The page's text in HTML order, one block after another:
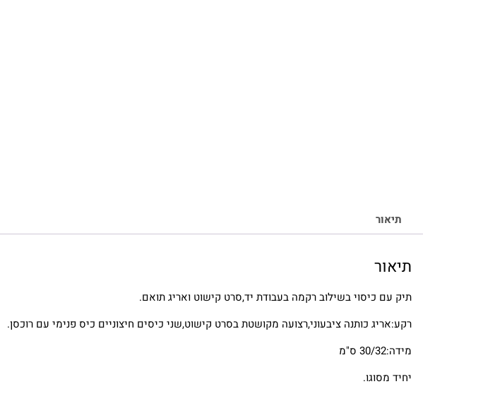
תיאור
תיאור
תיק עם כיסוי בשילוב רקמה בעבודת יד,סרט קישוט ואריג תואם.
רקע:אריג כותנה ציבעוני,רצועה מקושטת בסרט קישוט,שני כיסים חיצוניים כיס פנימי עם רוכסן.
מידה:30/32 ס"מ
יחיד מסוגו.